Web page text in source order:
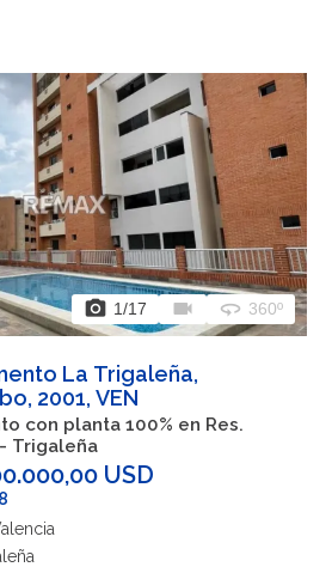
photo_camera 1/17 videocam 360 360º
La Trigaleña,
2001, VEN
con planta 100% en Res.
Trigaleña
USD